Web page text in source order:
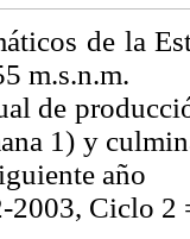
de la
m.s.n.m.
de
1) y
año
2003, Ciclo